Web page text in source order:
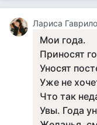
Лариса
Мои года.
Приносят
Уносят
Уже не
Что так
Увы. Года